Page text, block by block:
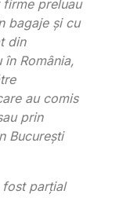
preluau
bagaje și cu
din
România,
au comis
prin
București
fost parțial